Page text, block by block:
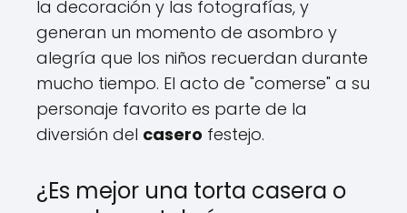
la decoración y las fotografías, y
generan un momento de asombro y
alegría que los niños recuerdan durante
mucho tiempo. El acto de "comerse" a su
personaje favorito es parte de la
diversión del casero festejo.
¿Es mejor una torta casera o